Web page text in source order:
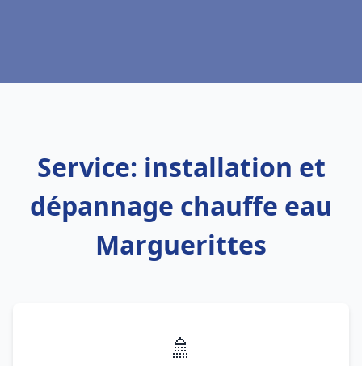
Service: installation et
dépannage chauffe eau
Marguerittes
🚿